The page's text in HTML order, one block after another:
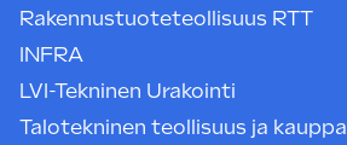
Rakennustuoteteollisuus RTT
INFRA
LVI-Tekninen Urakointi
Talotekninen teollisuus ja kauppa